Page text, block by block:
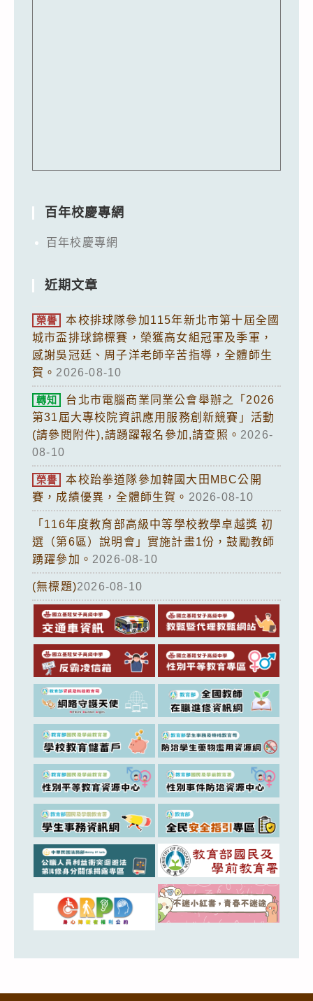
百年校慶專網
百年校慶專網
近期文章
榮譽
本校排球隊參加115年新北市第十屆全國
城市盃排球錦標賽，榮獲高女組冠軍及季軍，
感謝吳冠廷、周子洋老師辛苦指導，全體師生
賀。 2026-08-10
轉知
台北市電腦商業同業公會舉辦之「2026
第31屆大專校院資訊應用服務創新競賽」活動
(請參閱附件),請踴躍報名參加,請查照。 2026-
08-10
榮譽
本校跆拳道隊參加韓國大田MBC公開
賽，成績優異，全體師生賀。 2026-08-10
「116年度教育部高級中等學校教學卓越獎 初
選（第6區）說明會」實施計畫1份，鼓勵教師
踴躍參加。 2026-08-10
(無標題)2026-08-10